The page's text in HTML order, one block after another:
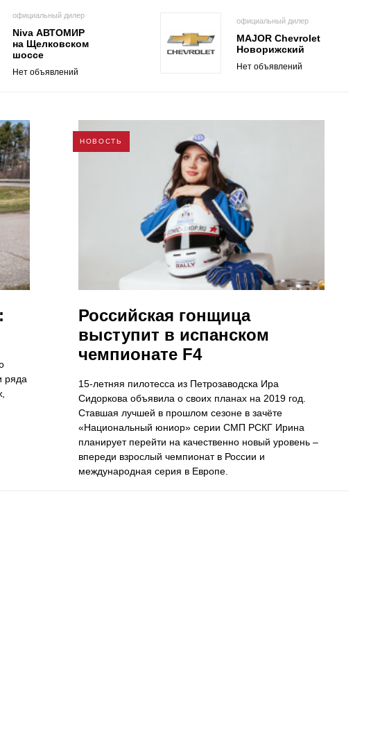
официальный дилер
Niva АВТОМИР
на Щелковском
шоссе
Нет объявлений
официальный дилер
MAJOR Chevrolet
Новорижский
Нет объявлений
ряда
НОВОСТЬ
Российская гонщица
выступит в испанском
чемпионате F4
15-летняя пилотесса из Петрозаводска Ира
Сидоркова объявила о своих планах на 2019 год.
Ставшая лучшей в прошлом сезоне в зачёте
«Национальный юниор» серии СМП РСКГ Ирина
планирует перейти на качественно новый уровень –
впереди взрослый чемпионат в России и
международная серия в Европе.